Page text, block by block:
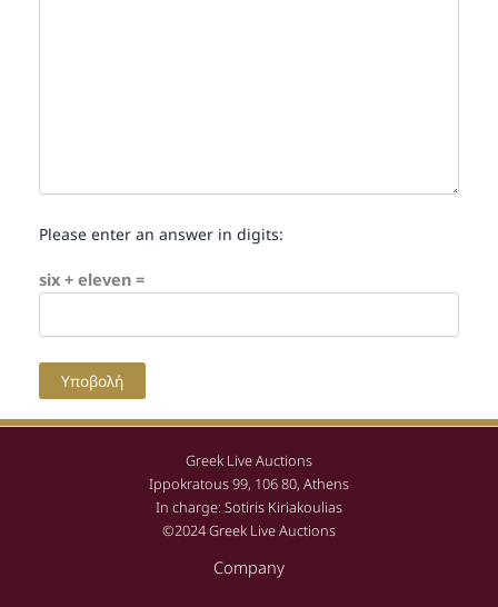
Please enter an answer in digits:
six + eleven =
Greek Live Auctions
Ippokratous 99, 106 80, Athens
In charge: Sotiris Kiriakoulias
©2024 Greek Live Auctions
Company